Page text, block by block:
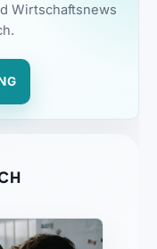
Wirtschaftsnews